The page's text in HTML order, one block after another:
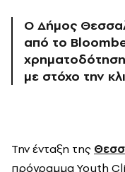
Ο Δήμος
από το
με στόχο την
Την ένταξη της
πρόγραμμα Youth